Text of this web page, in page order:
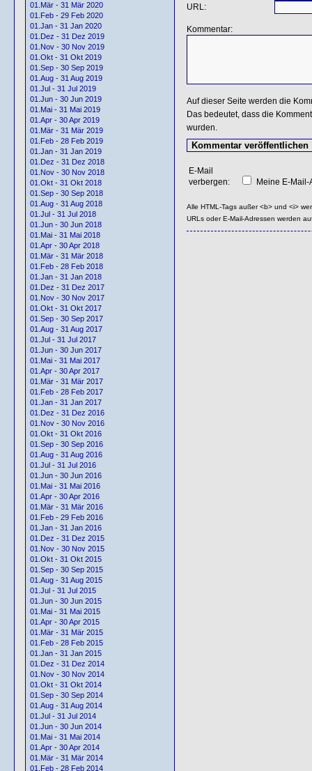
01.Mär - 31 Mär 2020
01.Feb - 29 Feb 2020
01.Jan - 31 Jan 2020
01.Dez - 31 Dez 2019
01.Nov - 30 Nov 2019
01.Okt - 31 Okt 2019
01.Sep - 30 Sep 2019
01.Aug - 31 Aug 2019
01.Jul - 31 Jul 2019
01.Jun - 30 Jun 2019
01.Mai - 31 Mai 2019
01.Apr - 30 Apr 2019
01.Mär - 31 Mär 2019
01.Feb - 28 Feb 2019
01.Jan - 31 Jan 2019
01.Dez - 31 Dez 2018
01.Nov - 30 Nov 2018
01.Okt - 31 Okt 2018
01.Sep - 30 Sep 2018
01.Aug - 31 Aug 2018
01.Jul - 31 Jul 2018
01.Jun - 30 Jun 2018
01.Mai - 31 Mai 2018
01.Apr - 30 Apr 2018
01.Mär - 31 Mär 2018
01.Feb - 28 Feb 2018
01.Jan - 31 Jan 2018
01.Dez - 31 Dez 2017
01.Nov - 30 Nov 2017
01.Okt - 31 Okt 2017
01.Sep - 30 Sep 2017
01.Aug - 31 Aug 2017
01.Jul - 31 Jul 2017
01.Jun - 30 Jun 2017
01.Mai - 31 Mai 2017
01.Apr - 30 Apr 2017
01.Mär - 31 Mär 2017
01.Feb - 28 Feb 2017
01.Jan - 31 Jan 2017
01.Dez - 31 Dez 2016
01.Nov - 30 Nov 2016
01.Okt - 31 Okt 2016
01.Sep - 30 Sep 2016
01.Aug - 31 Aug 2016
01.Jul - 31 Jul 2016
01.Jun - 30 Jun 2016
01.Mai - 31 Mai 2016
01.Apr - 30 Apr 2016
01.Mär - 31 Mär 2016
01.Feb - 29 Feb 2016
01.Jan - 31 Jan 2016
01.Dez - 31 Dez 2015
01.Nov - 30 Nov 2015
01.Okt - 31 Okt 2015
01.Sep - 30 Sep 2015
01.Aug - 31 Aug 2015
01.Jul - 31 Jul 2015
01.Jun - 30 Jun 2015
01.Mai - 31 Mai 2015
01.Apr - 30 Apr 2015
01.Mär - 31 Mär 2015
01.Feb - 28 Feb 2015
01.Jan - 31 Jan 2015
01.Dez - 31 Dez 2014
01.Nov - 30 Nov 2014
01.Okt - 31 Okt 2014
01.Sep - 30 Sep 2014
01.Aug - 31 Aug 2014
01.Jul - 31 Jul 2014
01.Jun - 30 Jun 2014
01.Mai - 31 Mai 2014
01.Apr - 30 Apr 2014
01.Mär - 31 Mär 2014
01.Feb - 28 Feb 2014
URL:
Kommentar:
Auf dieser Seite werden die
Das bedeutet, dass die
wurden.
E-Mail
verbergen:
Meine E-
Alle HTML-Tags außer <b> und <i>
URLs oder E-Mail-Adressen werden